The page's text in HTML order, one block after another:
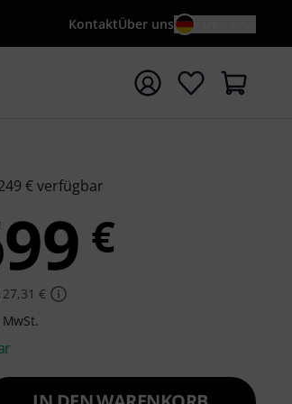
KontaktÜber uns
starten
€ verfügbar
€
€